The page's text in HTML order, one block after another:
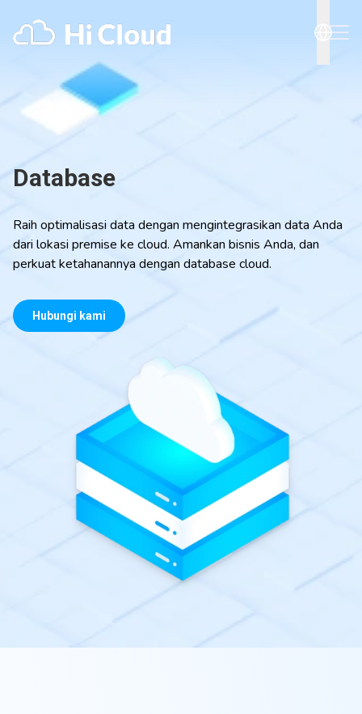
Database
Raih optimalisasi data dengan mengintegrasikan data Anda
dari lokasi premise ke cloud. Amankan bisnis Anda, dan
perkuat ketahanannya dengan database cloud.
Hubungi kami